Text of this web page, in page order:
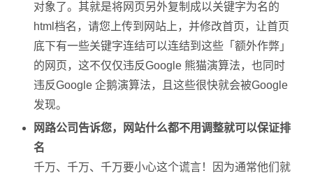
对象了。其就是将网页另外复制成以关键字为名的
html档名，请您上传到网站上，并修改首页，让首页
底下有一些关键字连结可以连结到这些「额外作弊」
的网页，这不仅仅违反Google 熊猫演算法，也同时
违反Google 企鹅演算法，且这些很快就会被Google
发现。
网路公司告诉您，网站什么都不用调整就可以保证排
名
千万、千万、千万要小心这个谎言！因为通常他们就